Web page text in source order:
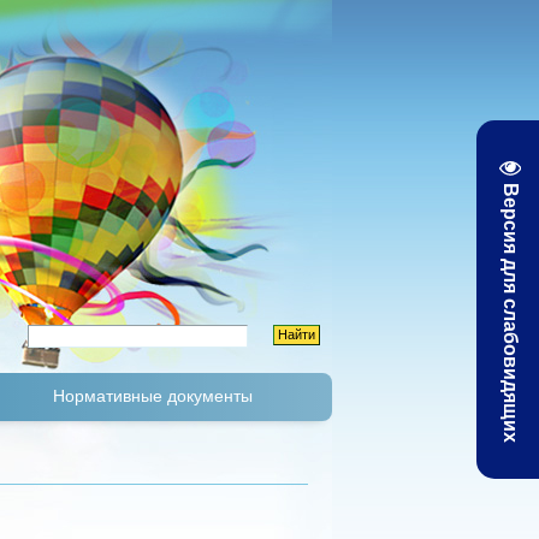
Версия для слабовидящих
Нормативные документы